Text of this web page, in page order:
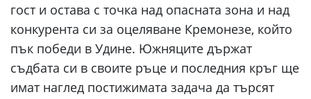
гост и остава с точка над опасната зона и над
конкурента си за оцеляване Кремонезе, който
пък победи в Удине. Южняците държат
съдбата си в своите ръце и последния кръг ще
имат наглед постижимата задача да търсят